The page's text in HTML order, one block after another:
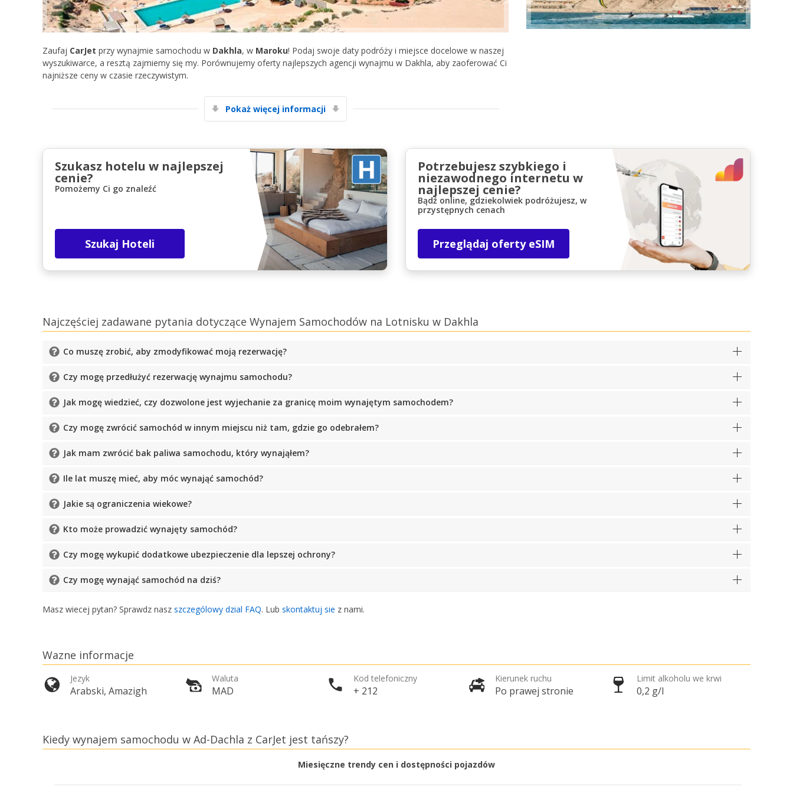
Zaufaj CarJet przy wynajmie samochodu w Dakhla, w Maroku! Podaj swoje daty podróży i miejsce docelowe w naszej
wyszukiwarce, a resztą zajmiemy się my. Porównujemy oferty najlepszych agencji wynajmu w Dakhla, aby zaoferować Ci
najniższe ceny w czasie rzeczywistym.
Pokaż więcej informacji
Szukasz hotelu w najlepszej
cenie?
Pomożemy Ci go znaleźć
Szukaj Hoteli
Potrzebujesz szybkiego i
niezawodnego internetu w
najlepszej cenie?
Bądź online, gdziekolwiek podróżujesz, w
przystępnych cenach
Przeglądaj oferty eSIM
Najczęściej zadawane pytania dotyczące Wynajem Samochodów na Lotnisku w Dakhla
Co muszę zrobić, aby zmodyfikować moją rezerwację?
Czy mogę przedłużyć rezerwację wynajmu samochodu?
Jak mogę wiedzieć, czy dozwolone jest wyjechanie za granicę moim wynajętym samochodem?
Czy mogę zwrócić samochód w innym miejscu niż tam, gdzie go odebrałem?
Jak mam zwrócić bak paliwa samochodu, który wynająłem?
Ile lat muszę mieć, aby móc wynająć samochód?
Jakie są ograniczenia wiekowe?
Kto może prowadzić wynajęty samochód?
Czy mogę wykupić dodatkowe ubezpieczenie dla lepszej ochrony?
Czy mogę wynająć samochód na dziś?
Masz wiecej pytan? Sprawdz nasz szczególowy dzial FAQ. Lub skontaktuj sie z nami.
Wazne informacje
Jezyk
Arabski, Amazigh
Waluta
MAD
Kod telefoniczny
+ 212
Kierunek ruchu
Po prawej stronie
Limit alkoholu we krwi
0,2 g/l
Kiedy wynajem samochodu w Ad-Dachla z CarJet jest tańszy?
Miesięczne trendy cen i dostępności pojazdów
Najlepsze oszczędności
Uzyskaj dostęp do ekskluzywnych ofert
Zaloguj się przez eLink